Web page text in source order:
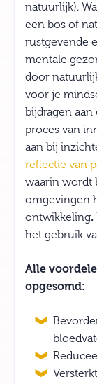
natuurlijk).
een bos of
rustgevende
mentale
door
voor je
bijdragen
proces van
aan bij
reflectie van
waarin wordt
omgevingen
ontwikkeling.
het gebruik
Alle
opgesomd: